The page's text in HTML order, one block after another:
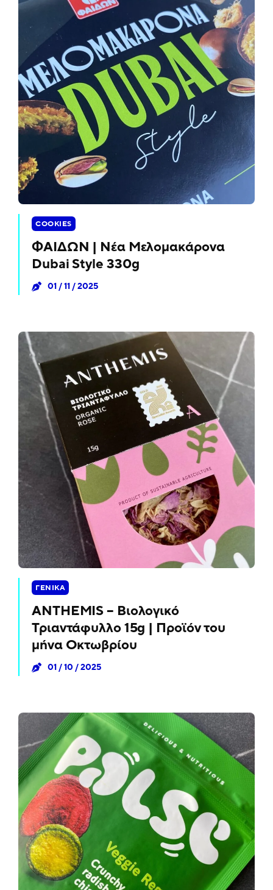
COOKIES
ΦΑΙΔΩΝ | Νέα Μελομακάρονα
Dubai Style 330g
01 / 11 / 2025
ΓΕΝΙΚΆ
ANTHEMIS – Βιολογικό
Τριαντάφυλλο 15g | Προϊόν του
μήνα Οκτωβρίου
01 / 10 / 2025